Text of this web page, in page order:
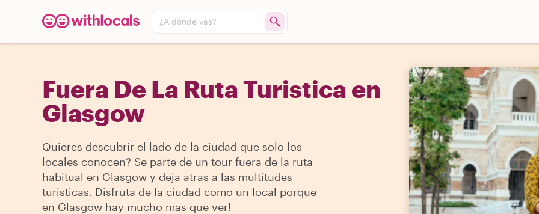
¿A dónde vas?
Fuera De La Ruta Turistica en
Glasgow
Quieres descubrir el lado de la ciudad que solo los
locales conocen? Se parte de un tour fuera de la ruta
habitual en Glasgow y deja atras a las multitudes
turisticas. Disfruta de la ciudad como un local porque
en Glasgow hay mucho mas que ver!